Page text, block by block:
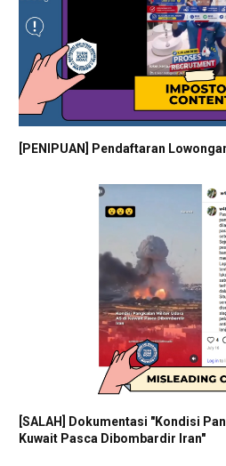
[PENIPUAN] Pendaftaran
[SALAH] Dokumentasi "Kondisi
Kuwait Pasca Dibombardir Iran"